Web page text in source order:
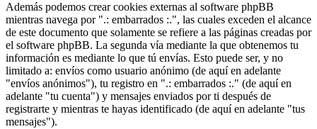
Además podemos crear cookies externas al software phpBB
mientras navega por ".: embarrados :.", las cuales exceden el alcance
de este documento que solamente se refiere a las páginas creadas por
el software phpBB. La segunda vía mediante la que obtenemos tu
información es mediante lo que tú envías. Esto puede ser, y no
limitado a: envíos como usuario anónimo (de aquí en adelante
"envíos anónimos"), tu registro en ".: embarrados :." (de aquí en
adelante "tu cuenta") y mensajes enviados por ti después de
registrarte y mientras te hayas identificado (de aquí en adelante "tus
mensajes").